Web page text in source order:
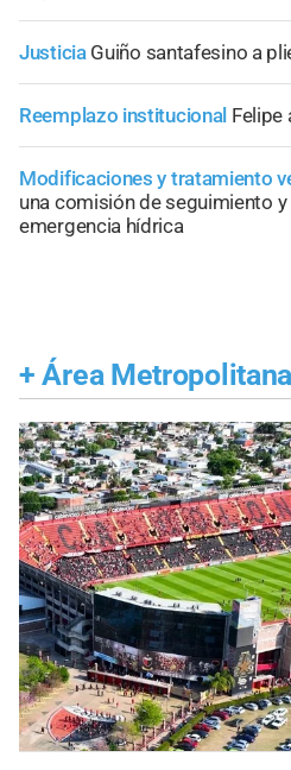
Justicia Guiño santafesino a
Reemplazo institucional Felipe
Modificaciones y tratamiento
una comisión de seguimiento
emergencia hídrica
+ Área Metropolitana